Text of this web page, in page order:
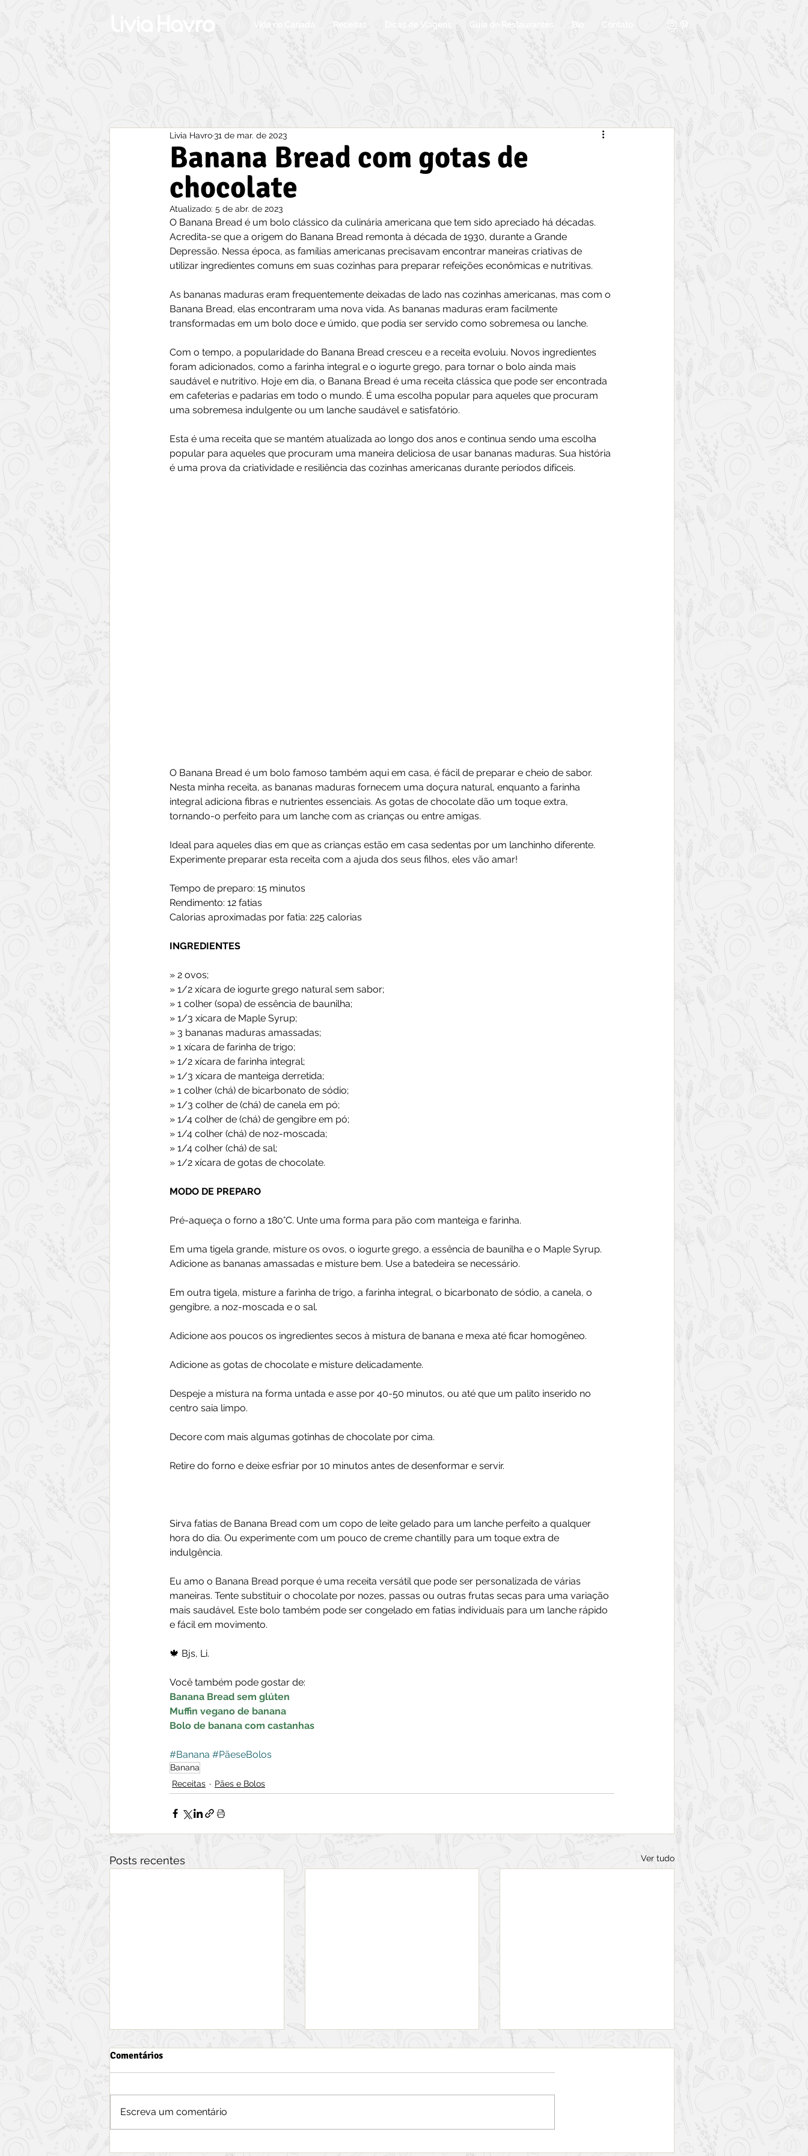
Contato
Bio
Guia de Restaurantes
Dicas de Viagens
Receitas
Vida no Canadá
Banana Bread com gotas de
chocolate
Livia Havro31 de mar. de 2023
Atualizado: 5 de abr. de 2023
O Banana Bread é um bolo clássico da culinária americana que tem sido apreciado há décadas.
Acredita-se que a origem do Banana Bread remonta à década de 1930, durante a Grande
Depressão. Nessa época, as famílias americanas precisavam encontrar maneiras criativas de
utilizar ingredientes comuns em suas cozinhas para preparar refeições econômicas e nutritivas.
As bananas maduras eram frequentemente deixadas de lado nas cozinhas americanas, mas com o
Banana Bread, elas encontraram uma nova vida. As bananas maduras eram facilmente
transformadas em um bolo doce e úmido, que podia ser servido como sobremesa ou lanche.
Com o tempo, a popularidade do Banana Bread cresceu e a receita evoluiu. Novos ingredientes
foram adicionados, como a farinha integral e o iogurte grego, para tornar o bolo ainda mais
saudável e nutritivo. Hoje em dia, o Banana Bread é uma receita clássica que pode ser encontrada
em cafeterias e padarias em todo o mundo. É uma escolha popular para aqueles que procuram
uma sobremesa indulgente ou um lanche saudável e satisfatório.
Esta é uma receita que se mantém atualizada ao longo dos anos e continua sendo uma escolha
popular para aqueles que procuram uma maneira deliciosa de usar bananas maduras. Sua história
é uma prova da criatividade e resiliência das cozinhas americanas durante períodos difíceis.
O Banana Bread é um bolo famoso também aqui em casa, é fácil de preparar e cheio de sabor.
Nesta minha receita, as bananas maduras fornecem uma doçura natural, enquanto a farinha
integral adiciona fibras e nutrientes essenciais. As gotas de chocolate dão um toque extra,
tornando-o perfeito para um lanche com as crianças ou entre amigas.
Ideal para aqueles dias em que as crianças estão em casa sedentas por um lanchinho diferente.
Experimente preparar esta receita com a ajuda dos seus filhos, eles vão amar!
Tempo de preparo: 15 minutos
Rendimento: 12 fatias
Calorias aproximadas por fatia: 225 calorias
INGREDIENTES
» 2 ovos;
» 1/2 xícara de iogurte grego natural sem sabor;
» 1 colher (sopa) de essência de baunilha;
» 1/3 xícara de Maple Syrup;
» 3 bananas maduras amassadas;
» 1 xícara de farinha de trigo;
» 1/2 xícara de farinha integral;
» 1/3 xícara de manteiga derretida;
» 1 colher (chá) de bicarbonato de sódio;
» 1/3 colher de (chá) de canela em pó;
» 1/4 colher de (chá) de gengibre em pó;
» 1/4 colher (chá) de noz-moscada;
» 1/4 colher (chá) de sal;
» 1/2 xícara de gotas de chocolate.
MODO DE PREPARO
Pré-aqueça o forno a 180°C. Unte uma forma para pão com manteiga e farinha.
Em uma tigela grande, misture os ovos, o iogurte grego, a essência de baunilha e o Maple Syrup.
Adicione as bananas amassadas e misture bem. Use a batedeira se necessário.
Em outra tigela, misture a farinha de trigo, a farinha integral, o bicarbonato de sódio, a canela, o
gengibre, a noz-moscada e o sal.
Adicione aos poucos os ingredientes secos à mistura de banana e mexa até ficar homogêneo.
Adicione as gotas de chocolate e misture delicadamente.
Despeje a mistura na forma untada e asse por 40-50 minutos, ou até que um palito inserido no
centro saia limpo.
Decore com mais algumas gotinhas de chocolate por cima.
Retire do forno e deixe esfriar por 10 minutos antes de desenformar e servir.
Sirva fatias de Banana Bread com um copo de leite gelado para um lanche perfeito a qualquer
hora do dia. Ou experimente com um pouco de creme chantilly para um toque extra de
indulgência.
Eu amo o Banana Bread porque é uma receita versátil que pode ser personalizada de várias
maneiras. Tente substituir o chocolate por nozes, passas ou outras frutas secas para uma variação
mais saudável. Este bolo também pode ser congelado em fatias individuais para um lanche rápido
e fácil em movimento.
🍁 Bjs, Li.
Você também pode gostar de:
Banana Bread sem glúten
Muffin vegano de banana
Bolo de banana com castanhas
#Banana #PãeseBolos
Banana
Receitas
Pães e Bolos
Posts recentes Ver tudo
Comentários
Escreva um comentário